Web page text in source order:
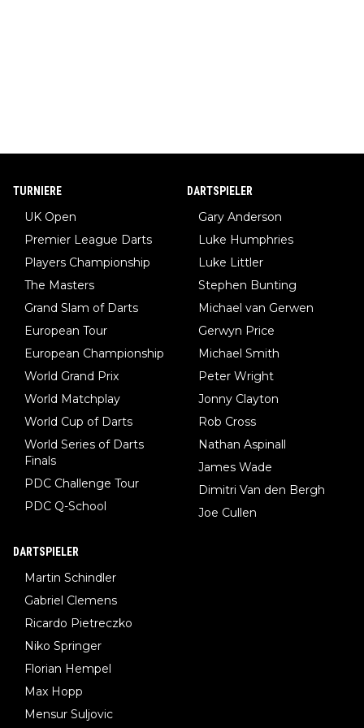
TURNIERE
UK Open
Premier League Darts
Players Championship
The Masters
Grand Slam of Darts
European Tour
European Championship
World Grand Prix
World Matchplay
World Cup of Darts
World Series of Darts
Finals
PDC Challenge Tour
PDC Q-School
DARTSPIELER
Gary Anderson
Luke Humphries
Luke Littler
Stephen Bunting
Michael van Gerwen
Gerwyn Price
Michael Smith
Peter Wright
Jonny Clayton
Rob Cross
Nathan Aspinall
James Wade
Dimitri Van den Bergh
Joe Cullen
DARTSPIELER
Martin Schindler
Gabriel Clemens
Ricardo Pietreczko
Niko Springer
Florian Hempel
Max Hopp
Mensur Suljovic